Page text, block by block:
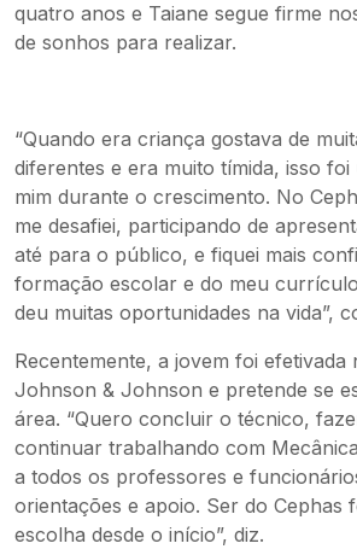
quatro anos e Taiane segue firme
de sonhos para realizar.
“Quando era criança gostava de
diferentes e era muito tímida, isso
mim durante o crescimento. No
me desafiei, participando de
até para o público, e fiquei mais
formação escolar e do meu
deu muitas oportunidades na vida”,
Recentemente, a jovem foi efetivada
Johnson & Johnson e pretende se
área. “Quero concluir o técnico,
continuar trabalhando com
a todos os professores e
orientações e apoio. Ser do Cephas
escolha desde o início”, diz.